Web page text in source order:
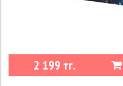
2 199 тг.